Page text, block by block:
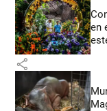
en
share